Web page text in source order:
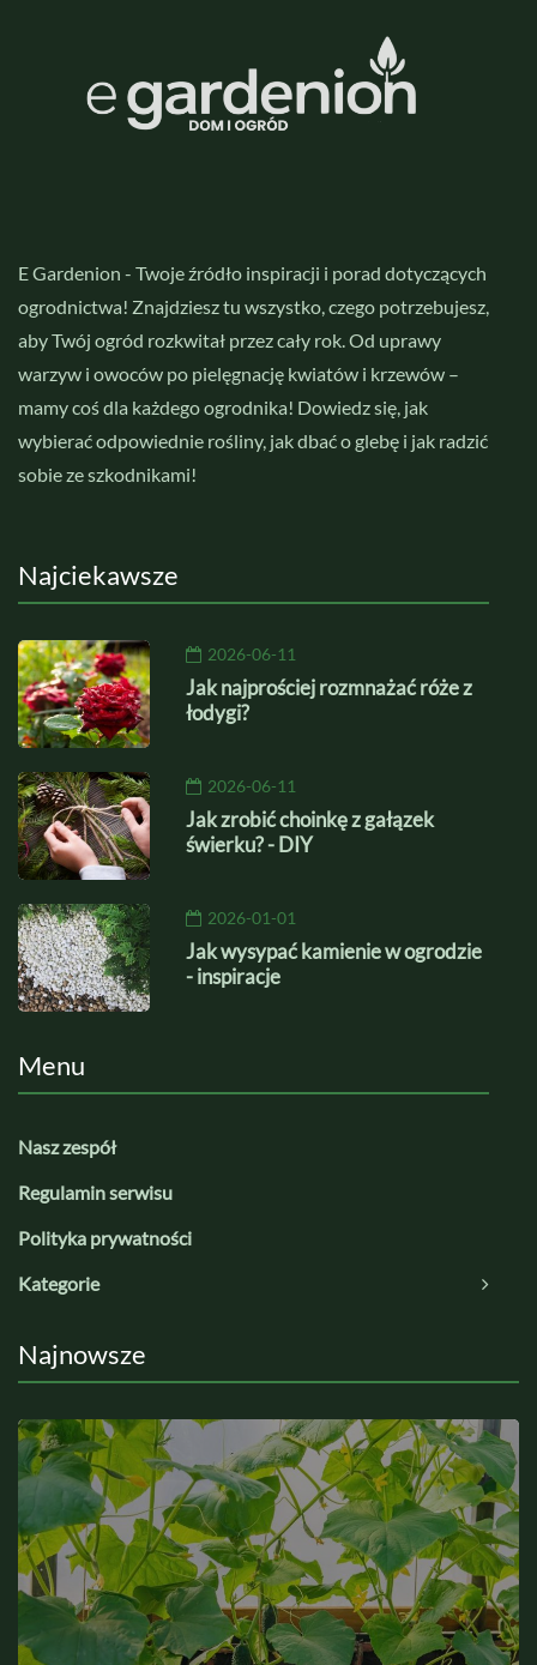
E Gardenion - Twoje źródło inspiracji i porad dotyczących
ogrodnictwa! Znajdziesz tu wszystko, czego potrzebujesz,
aby Twój ogród rozkwitał przez cały rok. Od uprawy
warzyw i owoców po pielęgnację kwiatów i krzewów –
mamy coś dla każdego ogrodnika! Dowiedz się, jak
wybierać odpowiednie rośliny, jak dbać o glebę i jak radzić
sobie ze szkodnikami!
Najciekawsze
2026-06-11
Jak najprościej rozmnażać róże z
łodygi?
2026-06-11
Jak zrobić choinkę z gałązek
świerku? - DIY
2026-01-01
Jak wysypać kamienie w ogrodzie
- inspiracje
Menu
Nasz zespół
Regulamin serwisu
Polityka prywatności
Kategorie
Najnowsze